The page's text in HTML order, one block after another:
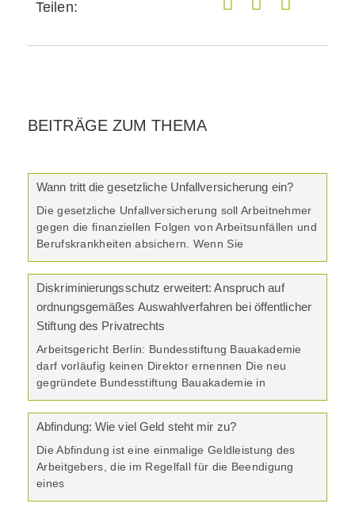
Teilen:
BEITRÄGE ZUM THEMA
Wann tritt die gesetzliche Unfallversicherung ein?
Die gesetzliche Unfallversicherung soll Arbeitnehmer
gegen die finanziellen Folgen von Arbeitsunfällen und
Berufskrankheiten absichern. Wenn Sie
Diskriminierungsschutz erweitert: Anspruch auf
ordnungsgemäßes Auswahlverfahren bei öffentlicher
Stiftung des Privatrechts
Arbeitsgericht Berlin: Bundesstiftung Bauakademie
darf vorläufig keinen Direktor ernennen Die neu
gegründete Bundesstiftung Bauakademie in
Abfindung: Wie viel Geld steht mir zu?
Die Abfindung ist eine einmalige Geldleistung des
Arbeitgebers, die im Regelfall für die Beendigung
eines